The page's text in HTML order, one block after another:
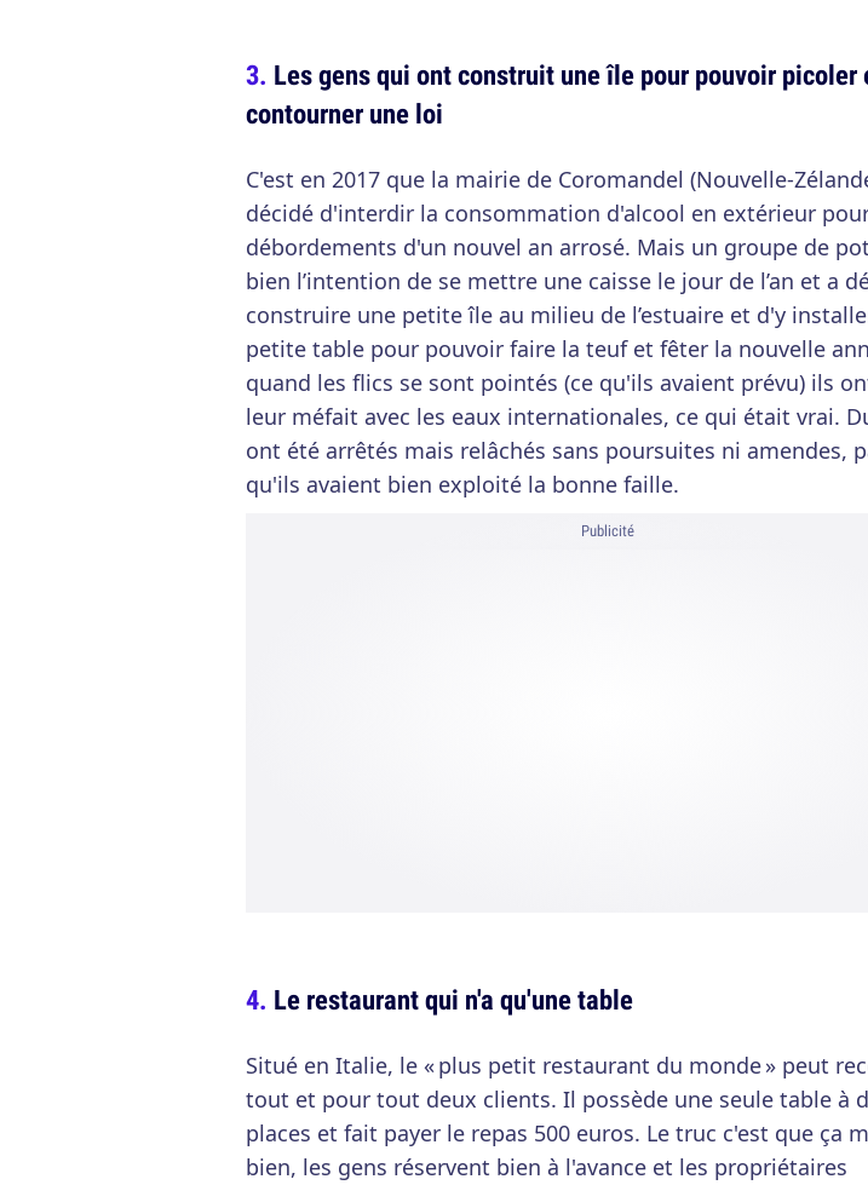
Les gens qui ont construit une île pour pouvoir picoler
contourner une loi
C'est en 2017 que la mairie de Coromandel (Nouvelle-
décidé d'interdir la consommation d'alcool en extérieur
débordements d'un nouvel an arrosé. Mais un groupe de
bien l’intention de se mettre une caisse le jour de l’an et a
construire une petite île au milieu de l’estuaire et d'y
petite table pour pouvoir faire la teuf et fêter la nouvelle
quand les flics se sont pointés (ce qu'ils avaient prévu) ils
leur méfait avec les eaux internationales, ce qui était vrai.
ont été arrêtés mais relâchés sans poursuites ni amendes,
qu'ils avaient bien exploité la bonne faille.
Publicité
Le restaurant qui n'a qu'une table
Situé en Italie, le « plus petit restaurant du monde » peut
tout et pour tout deux clients. Il possède une seule table à
places et fait payer le repas 500 euros. Le truc c'est que ça
bien, les gens réservent bien à l'avance et les propriétaires